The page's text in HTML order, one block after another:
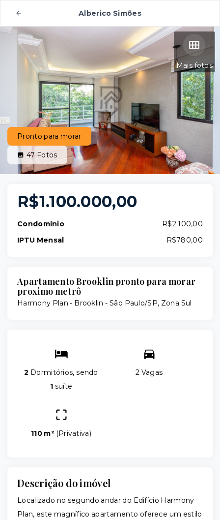
Alberico Simões
Mais fotos
Pronto para morar
47Fotos
R$1.100.000,00
Condomínio
R$2.100,00
IPTU Mensal
R$780,00
Apartamento Brooklin pronto para morar
proximo metrô
Harmony Plan - Brooklin - São Paulo/SP, Zona Sul
2 Dormitórios, sendo
1 suíte
2 Vagas
110 m² (Privativa)
Descrição do imóvel
Localizado no segundo andar do Edifício Harmony
Plan, este magnífico apartamento oferece um estilo